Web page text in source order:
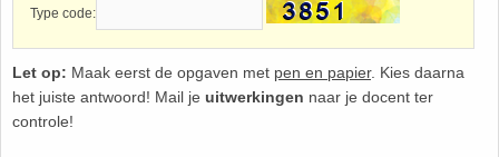
Type code:
Let op: Maak eerst de opgaven met pen en papier. Kies daarna
het juiste antwoord! Mail je uitwerkingen naar je docent ter
controle!
Mavo4: Hoofdstuk 6: Vlakke figuren
Mavo4: Hoofdstuk 7: Verbanden
6. Driehoek van Pascal
7. Fibonacci
Over deze site